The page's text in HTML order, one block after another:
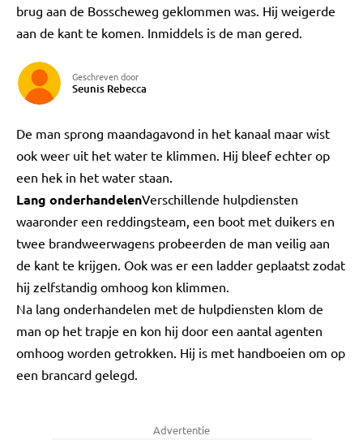
brug aan de Bosscheweg geklommen was. Hij weigerde
aan de kant te komen. Inmiddels is de man gered.
Geschreven door
Seunis Rebecca
De man sprong maandagavond in het kanaal maar wist
ook weer uit het water te klimmen. Hij bleef echter op
een hek in het water staan.
Lang onderhandelenVerschillende hulpdiensten
waaronder een reddingsteam, een boot met duikers en
twee brandweerwagens probeerden de man veilig aan
de kant te krijgen. Ook was er een ladder geplaatst zodat
hij zelfstandig omhoog kon klimmen.
Na lang onderhandelen met de hulpdiensten klom de
man op het trapje en kon hij door een aantal agenten
omhoog worden getrokken. Hij is met handboeien om op
een brancard gelegd.
Advertentie